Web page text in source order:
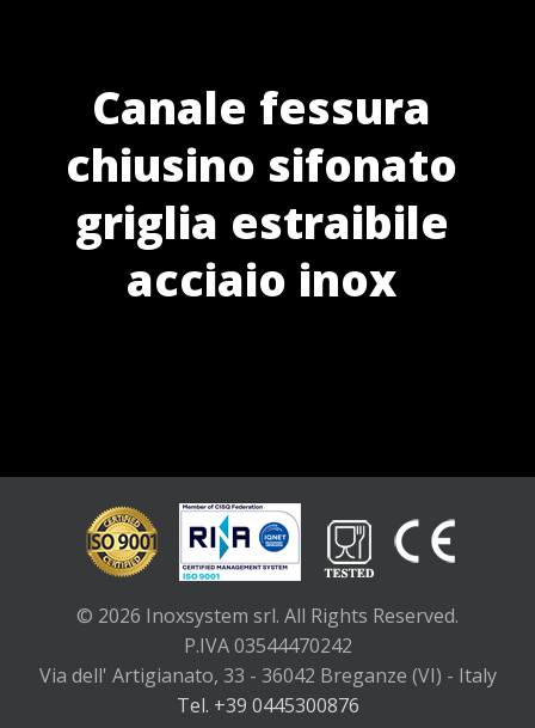
Canale fessura
chiusino sifonato
griglia estraibile
acciaio inox
© 2026 Inoxsystem srl. All Rights Reserved.
P.IVA 03544470242
Via dell' Artigianato, 33 - 36042 Breganze (VI) - Italy
Tel. +39 0445300876